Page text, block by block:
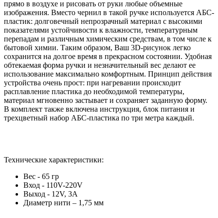
прямо в воздухе и рисовать от руки любые объемные
изображения. Вместо чернил в такой ручке используется АБС-
пластик: долговечный непрозрачный материал с высокими
показателями устойчивости к влажности, температурным
перепадам и различным химическим средствам, в том числе к
бытовой химии. Таким образом, Ваш 3D-рисунок легко
сохранится на долгое время в прекрасном состоянии. Удобная
обтекаемая форма ручки и незначительный вес делают ее
использование максимально комфортным. Принцип действия
устройства очень прост: при нагревании происходит
расплавление пластика до необходимой температуры,
материал мгновенно застывает и сохраняет заданную форму.
В комплект также включена инструкция, блок питания и
трехцветный набор AБС-пластика по три метра каждый.
Технические характеристики:
Вес - 65 гр
Вход - 110V-220V
Выход - 12V, 3A
Диаметр нити – 1,75 мм